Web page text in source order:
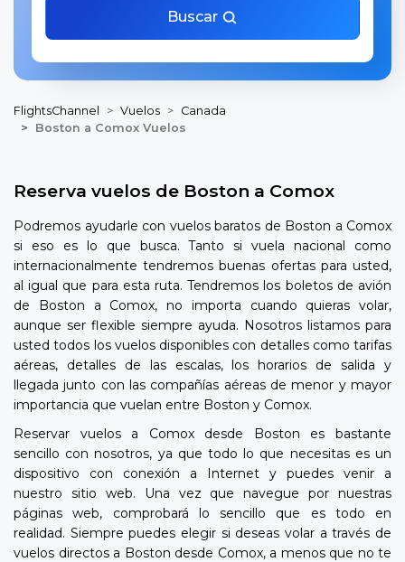
Buscar
FlightsChannel Vuelos
Canada
Boston a Comox Vuelos
Reserva vuelos de Boston a Comox
Podremos ayudarle con vuelos baratos de Boston a Comox
si eso es lo que busca. Tanto si vuela nacional como
internacionalmente tendremos buenas ofertas para usted,
al igual que para esta ruta. Tendremos los boletos de avión
de Boston a Comox, no importa cuando quieras volar,
aunque ser flexible siempre ayuda. Nosotros listamos para
usted todos los vuelos disponibles con detalles como tarifas
aéreas, detalles de las escalas, los horarios de salida y
llegada junto con las compañías aéreas de menor y mayor
importancia que vuelan entre Boston y Comox.
Reservar vuelos a Comox desde Boston es bastante
sencillo con nosotros, ya que todo lo que necesitas es un
dispositivo con conexión a Internet y puedes venir a
nuestro sitio web. Una vez que navegue por nuestras
páginas web, comprobará lo sencillo que es todo en
realidad. Siempre puedes elegir si deseas volar a través de
vuelos directos a Boston desde Comox, a menos que no te